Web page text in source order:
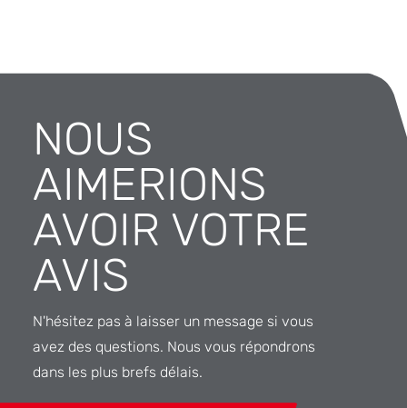
NOUS
AIMERIONS
AVOIR VOTRE
AVIS
N'hésitez pas à laisser un message si vous
avez des questions. Nous vous répondrons
dans les plus brefs délais.